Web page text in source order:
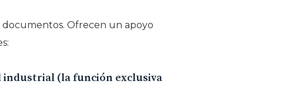
Ofrecen un apoyo
industrial (la función exclusiva